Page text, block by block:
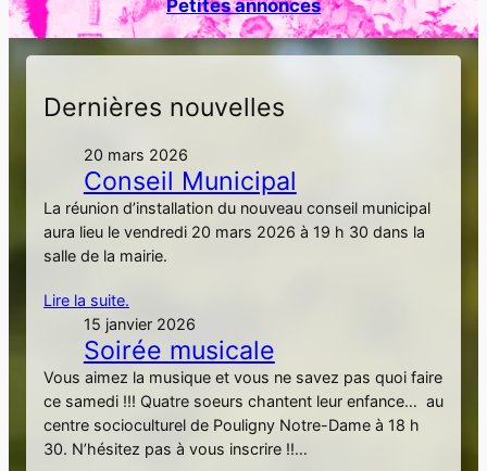
h
e
r
Petites annonces
Dernières nouvelles
20 mars 2026
Conseil Municipal
La réunion d’installation du nouveau conseil municipal
aura lieu le vendredi 20 mars 2026 à 19 h 30 dans la
salle de la mairie.
Lire la suite.
15 janvier 2026
Soirée musicale
Vous aimez la musique et vous ne savez pas quoi faire
ce samedi !!! Quatre soeurs chantent leur enfance… au
centre socioculturel de Pouligny Notre-Dame à 18 h
30. N’hésitez pas à vous inscrire !!…